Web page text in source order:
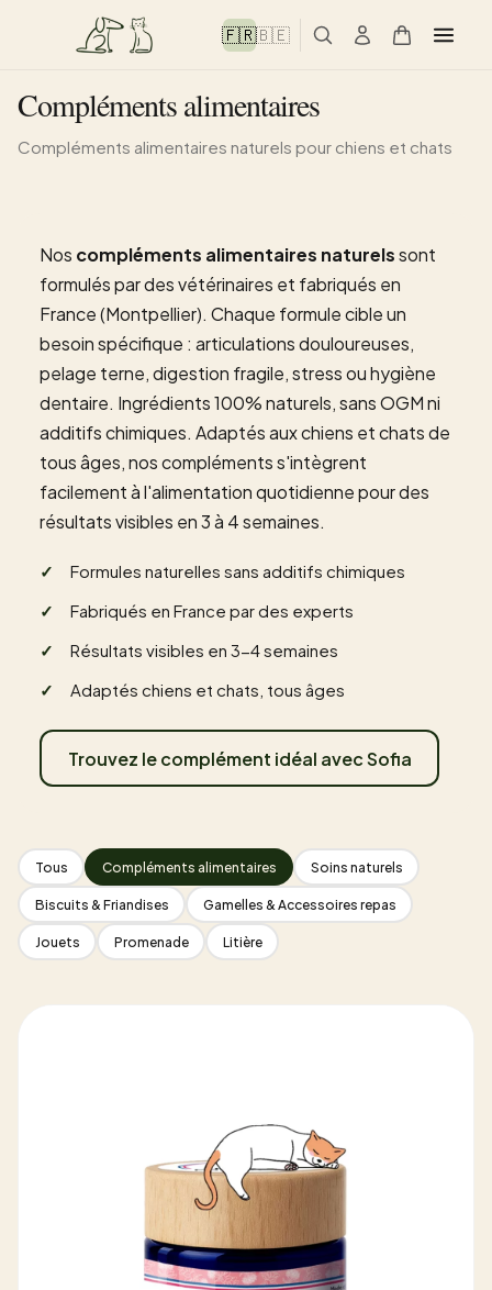
🇫🇷🇧🇪
Compléments alimentaires
Compléments alimentaires naturels pour chiens et chats
Nos compléments alimentaires naturelssont
formulés par des vétérinaires et fabriqués en
France (Montpellier). Chaque formule cible un
besoin spécifique : articulations douloureuses,
pelage terne, digestion fragile, stress ou hygiène
dentaire. Ingrédients 100% naturels, sans OGM ni
additifs chimiques. Adaptés aux chiens et chats de
tous âges, nos compléments s'intègrent
facilement à l'alimentation quotidienne pour des
résultats visibles en 3 à 4 semaines.
Formules naturelles sans additifs chimiques
Fabriqués en France par des experts
Résultats visibles en 3-4 semaines
Adaptés chiens et chats, tous âges
Trouvez le complément idéal avec Sofia
Tous Compléments alimentaires Soins naturels
Biscuits & Friandises Gamelles & Accessoires repas
Jouets Promenade Litière